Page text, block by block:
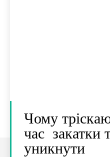
Чому
час закатки
уникнути